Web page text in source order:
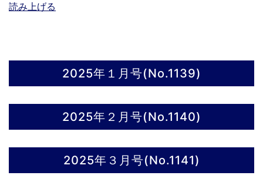
読み上げる
2025年１月号(No.1139)
2025年２月号(No.1140)
2025年３月号(No.1141)